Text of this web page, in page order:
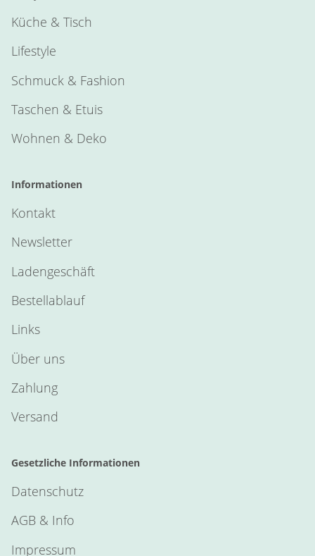
Küche & Tisch
Lifestyle
Schmuck & Fashion
Taschen & Etuis
Wohnen & Deko
Informationen
Kontakt
Newsletter
Ladengeschäft
Bestellablauf
Links
Über uns
Zahlung
Versand
Gesetzliche Informationen
Datenschutz
AGB & Info
Impressum